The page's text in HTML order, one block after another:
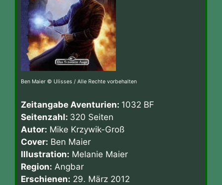
Ben Maier © Ulisses / Alle Rechte vorbehalten
Zeitangabe Aventurien: 1032 BF
Seitenzahl: 320 Seiten
Autor: Mike Krzywik-Groß
Cover: Ben Maier
Illustration: Melanie Maier
Region: Angbar
Erschienen: 29. März 2012